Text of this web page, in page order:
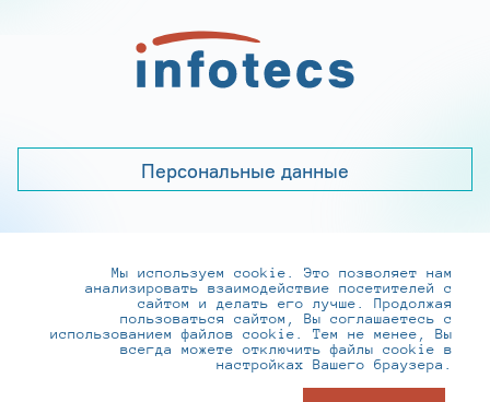
Персональные данные
+7 (495) 737-6192, 8-800-250-0-260
practice@infotecs.ru,hr@infotecs.ru
127273, г. Москва, Отрадная ул., 2Б строение 1
Мы используем cookie. Это позволяет нам
анализировать взаимодействие посетителей с
сайтом и делать его лучше. Продолжая
пользоваться сайтом, Вы соглашаетесь с
использованием файлов cookie. Тем не менее, Вы
всегда можете отключить файлы cookie в
настройках Вашего браузера.